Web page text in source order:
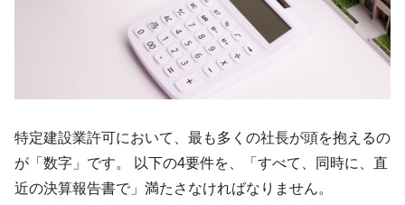
特定建設業許可において、最も多くの社長が頭を抱えるの
が「数字」です。 以下の4要件を、「すべて、同時に、直
近の決算報告書で」満たさなければなりません。